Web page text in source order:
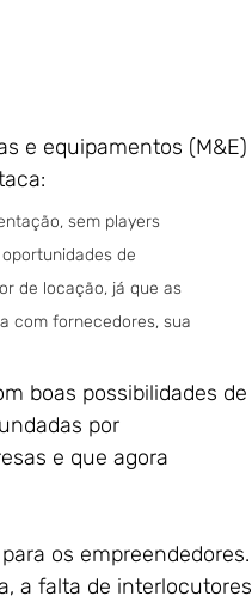
e equipamentos (M&E)
sem players
de
de locação, já que as
com fornecedores, sua
boas possibilidades de
por
e que agora
os empreendedores.
a falta de interlocutores